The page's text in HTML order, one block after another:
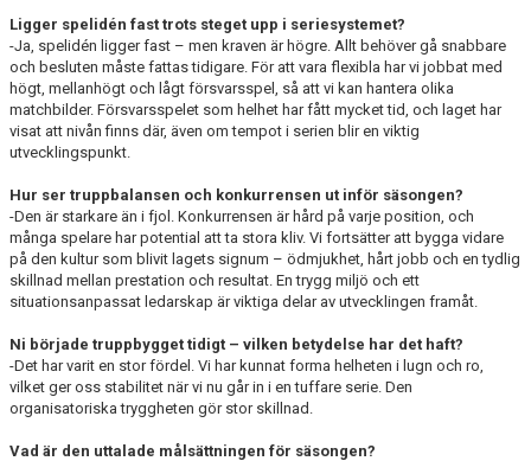
Ligger spelidén fast trots steget upp i seriesystemet?
-Ja, spelidén ligger fast – men kraven är högre. Allt behöver gå snabbare
och besluten måste fattas tidigare. För att vara flexibla har vi jobbat med
högt, mellanhögt och lågt försvarsspel, så att vi kan hantera olika
matchbilder. Försvarsspelet som helhet har fått mycket tid, och laget har
visat att nivån finns där, även om tempot i serien blir en viktig
utvecklingspunkt.
Hur ser truppbalansen och konkurrensen ut inför säsongen?
-Den är starkare än i fjol. Konkurrensen är hård på varje position, och
många spelare har potential att ta stora kliv. Vi fortsätter att bygga vidare
på den kultur som blivit lagets signum – ödmjukhet, hårt jobb och en tydlig
skillnad mellan prestation och resultat. En trygg miljö och ett
situationsanpassat ledarskap är viktiga delar av utvecklingen framåt.
Ni började truppbygget tidigt – vilken betydelse har det haft?
-Det har varit en stor fördel. Vi har kunnat forma helheten i lugn och ro,
vilket ger oss stabilitet när vi nu går in i en tuffare serie. Den
organisatoriska tryggheten gör stor skillnad.
Vad är den uttalade målsättningen för säsongen?